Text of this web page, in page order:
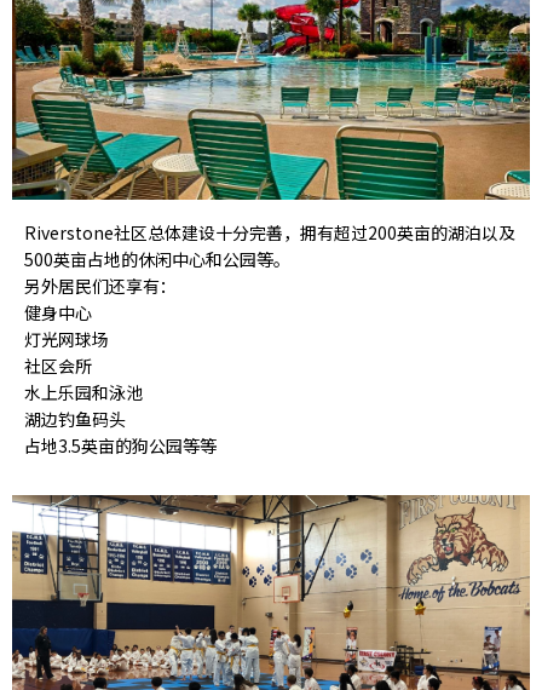
Riverstone社区总体建设十分完善，拥有超过200英亩的湖泊以及
500英亩占地的休闲中心和公园等。
另外居民们还享有：
健身中心
灯光网球场
社区会所
水上乐园和泳池
湖边钓鱼码头
占地3.5英亩的狗公园等等